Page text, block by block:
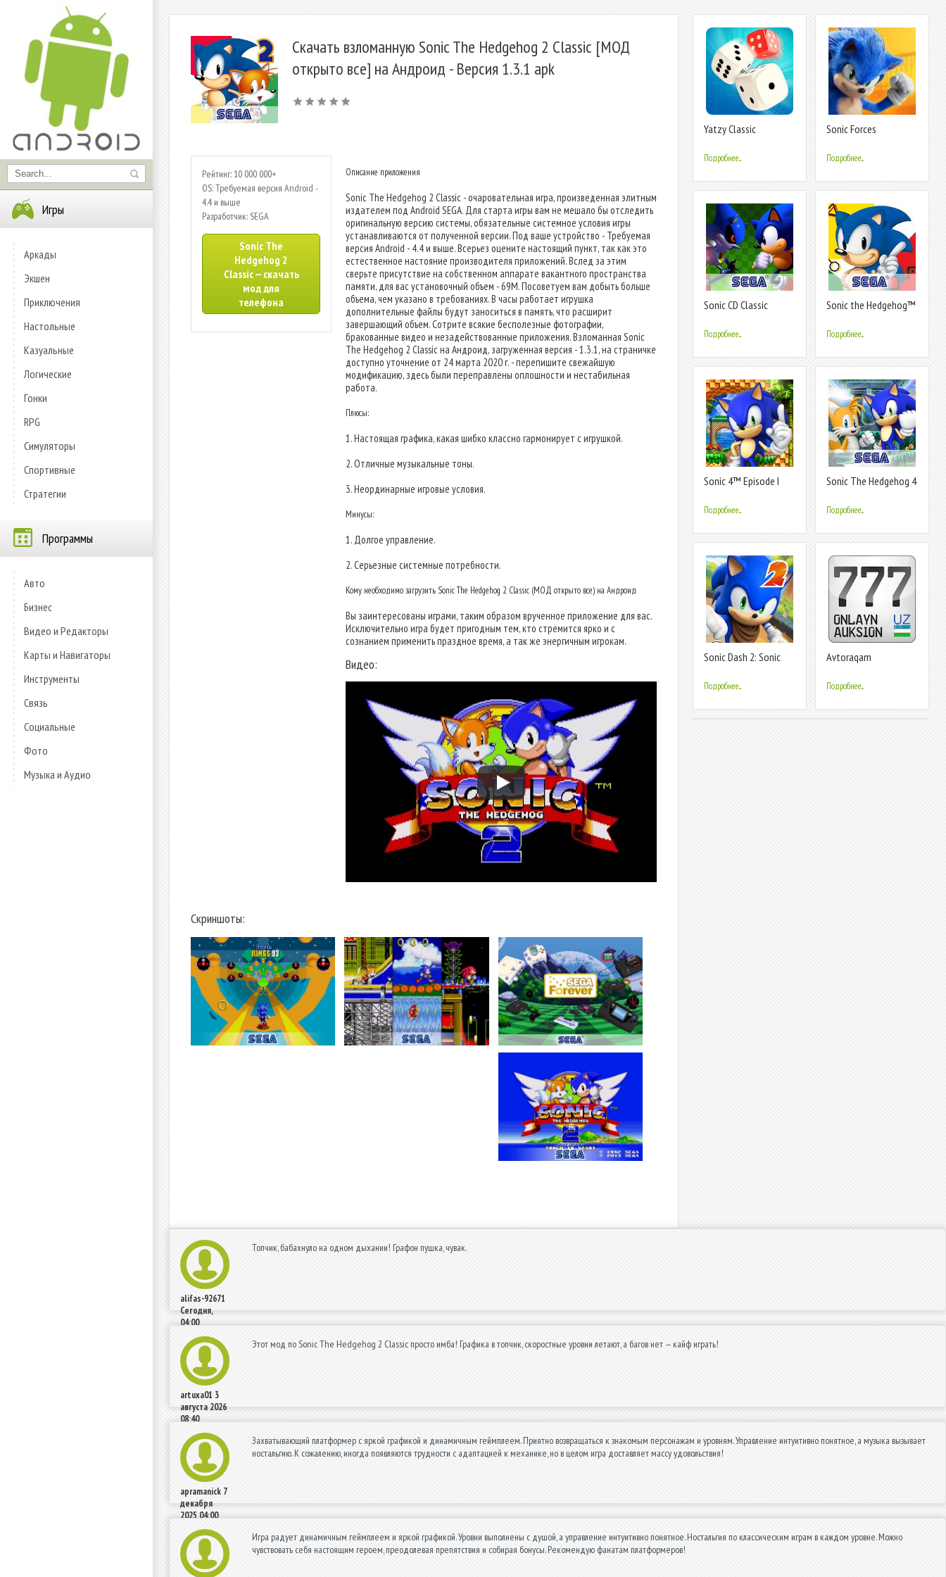
Игры
Аркады
Экшен
Приключения
Настольные
Казуальные
Логические
Гонки
RPG
Симуляторы
Спортивные
Стратегии
Программы
Авто
Бизнес
Видео и Редакторы
Карты и Навигаторы
Инструменты
Связь
Социальные
Фото
Музыка и Аудио
Скачать взломанную Sonic The Hedgehog 2 Classic [МОД
открыто все] на Андроид - Версия 1.3.1 apk
Рейтинг: 10 000 000+
OS: Требуемая версия Android -
4.4 и выше
Разработчик: SEGA
Sonic The
Hedgehog 2
Classic — скачать
мод для
телефона
Описание приложения
Sonic The Hedgehog 2 Classic - очаровательная игра, произведенная элитным
издателем под Android SEGA. Для старта игры вам не мешало бы отследить
оригинальную версию системы, обязательные системное условия игры
устанавливаются от полученной версии. Под ваше устройство - Требуемая
версия Android - 4.4 и выше. Всерьез оцените настоящий пункт, так как это
естественное настояние производителя приложений. Вслед за этим
сверьте присутствие на собственном аппарате вакантного пространства
памяти, для вас установочный объем - 69M. Посоветуем вам добыть больше
объема, чем указано в требованиях. В часы работает игрушка
дополнительные файлы будут заноситься в память, что расширит
завершающий объем. Сотрите всякие бесполезные фотографии,
бракованные видео и незадействованные приложения. Взломанная Sonic
The Hedgehog 2 Classic на Андроид, загруженная версия - 1.3.1, на страничке
доступно уточнение от 24 марта 2020 г. - перепишите свежайшую
модификацию, здесь были переправлены оплошности и нестабильная
работа.
Плюсы:
1. Настоящая графика, какая шибко классно гармонирует с игрушкой.
2. Отличные музыкальные тоны.
3. Неординарные игровые условия.
Минусы:
1. Долгое управление.
2. Серьезные системные потребности.
Кому необходимо загрузить Sonic The Hedgehog 2 Classic (МОД открыто все) на Андроид
Вы заинтересованы играми, таким образом врученное приложение для вас.
Исключительно игра будет пригодным тем, кто стремится ярко и с
сознанием применить праздное время, а так же энергичным игрокам.
Видео:
Скриншоты:
Yatzy Classic
Подробнее...
Sonic Forces
Подробнее...
Sonic CD Classic
Подробнее...
Sonic the Hedgehog™
Подробнее...
Sonic 4™ Episode I
Подробнее...
Sonic The Hedgehog 4
Подробнее...
Sonic Dash 2: Sonic
Подробнее...
Avtoraqam
Подробнее...
alifas-92671
Сегодня,
04:00
Топчик, бабахнуло на одном дыхании! Графон пушка, чувак.
artuxa01 3
августа 2026
08:40
Этот мод по Sonic The Hedgehog 2 Classic просто имба! Графика в топчик, скоростные уровни летают, а багов нет — кайф играть!
apramanick 7
декабря
2025 04:00
Захватывающий платформер с яркой графикой и динамичным геймплеем. Приятно возвращаться к знакомым персонажам и уровням. Управление интуитивно понятное, а музыка вызывает
ностальгию. К сожалению, иногда появляются трудности с адаптацией к механике, но в целом игра доставляет массу удовольствия!
Игра радует динамичным геймплеем и яркой графикой. Уровни выполнены с душой, а управление интуитивно понятное. Ностальгия по классическим играм в каждом уровне. Можно
чувствовать себя настоящим героем, преодолевая препятствия и собирая бонусы. Рекомендую фанатам платформеров!